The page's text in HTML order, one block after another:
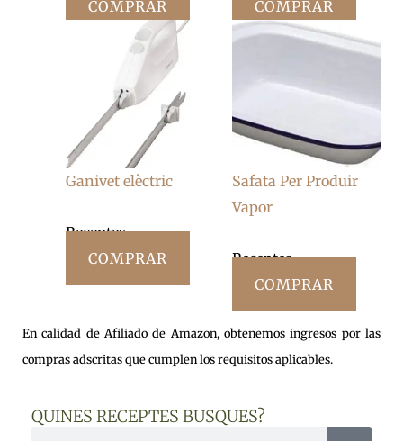
COMPRAR
COMPRAR
Ganivet elèctric
Receptes
COMPRAR
Safata Per Produir
Vapor
Receptes
COMPRAR
En calidad de Afiliado de Amazon, obtenemos ingresos por las
compras adscritas que cumplen los requisitos aplicables.
QUINES RECEPTES BUSQUES?